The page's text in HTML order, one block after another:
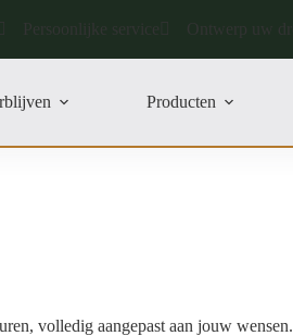
Producten
volledig aangepast aan jouw wensen.